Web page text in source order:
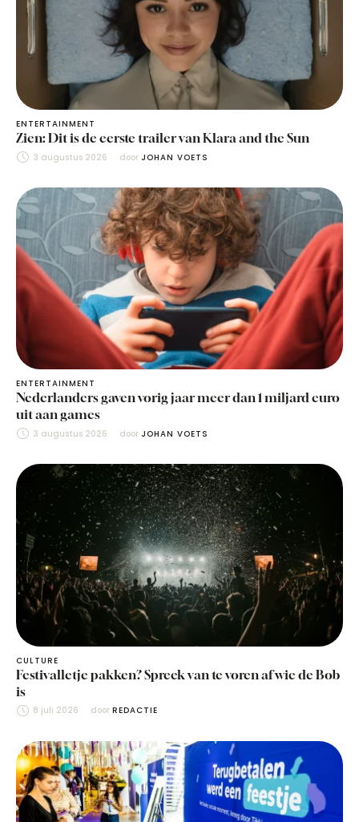
ENTERTAINMENT
Zien: Dit is de eerste trailer van Klara and the Sun
3 augustus 2026 door JOHAN VOETS
ENTERTAINMENT
Nederlanders gaven vorig jaar meer dan 1 miljard euro
uit aan games
3 augustus 2026 door JOHAN VOETS
CULTURE
Festivalletje pakken? Spreek van te voren af wie de Bob
is
8 juli 2026 door REDACTIE